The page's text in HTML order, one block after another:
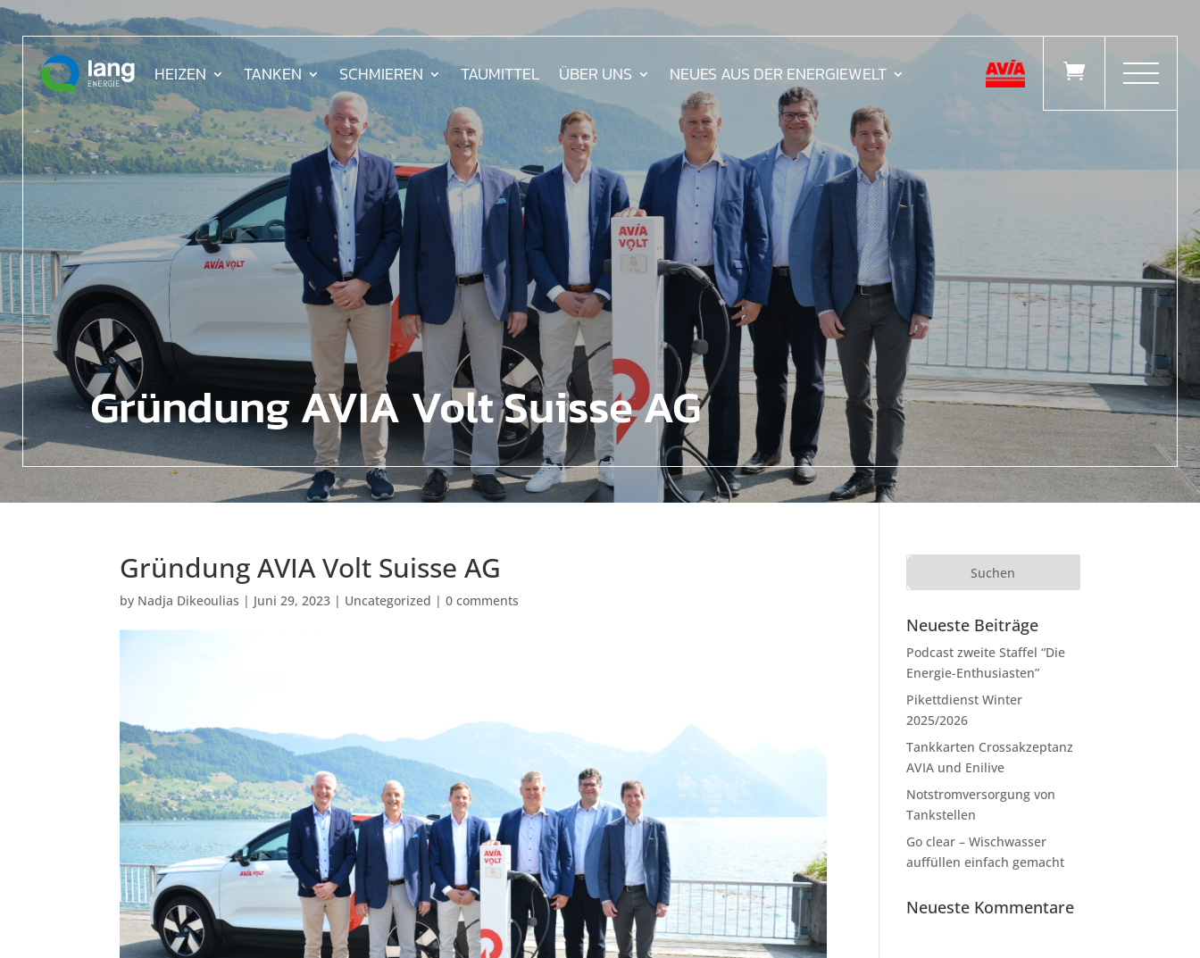
HEIZEN TANKEN SCHMIEREN TAUMITTEL ÜBER UNS NEUES AUS DER ENERGIEWELT 
Gründung AVIA Volt Suisse AG
Gründung AVIA Volt Suisse AG
by Nadja Dikeoulias | Juni 29, 2023 | Uncategorized |0 comments
Neueste Beiträge
Podcast zweite Staffel “Die
Energie-Enthusiasten”
Pikettdienst Winter
2025/2026
Tankkarten Crossakzeptanz
AVIA und Enilive
Notstromversorgung von
Tankstellen
Go clear – Wischwasser
auffüllen einfach gemacht
Neueste Kommentare